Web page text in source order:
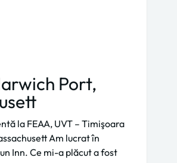
Port,
la FEAA, UVT – Timişoara
Am lucrat în
Inn. Ce mi-a plăcut a fost